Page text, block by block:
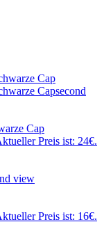
Cap
Preis ist: 24€.
Preis ist: 16€.